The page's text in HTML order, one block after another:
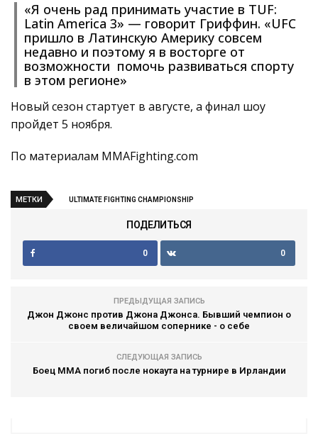
«Я очень рад принимать участие в TUF:
Latin America 3» — говорит Гриффин. «UFC
пришло в Латинскую Америку совсем
недавно и поэтому я в восторге от
возможности помочь развиваться спорту
в этом регионе»
Новый сезон стартует в августе, а финал шоу
пройдет 5 ноября.
По материалам MMAFighting.com
МЕТКИ ULTIMATE FIGHTING CHAMPIONSHIP
ПОДЕЛИТЬСЯ
0 0
ПРЕДЫДУЩАЯ ЗАПИСЬ
Джон Джонс против Джона Джонса. Бывший чемпион о
своем величайшом сопернике - о себе
СЛЕДУЮЩАЯ ЗАПИСЬ
Боец ММА погиб после нокаута на турнире в Ирландии